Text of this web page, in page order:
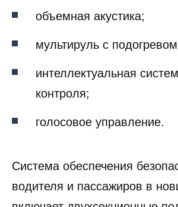
объемная акустика;
мультируль с
интеллектуальная
контроля;
голосовое управление.
Система обеспечения
водителя и пассажиров в